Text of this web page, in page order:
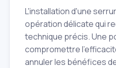
L'installation d'une
opération délicate qui
technique précis. Une
compromettre
annuler les bénéfices